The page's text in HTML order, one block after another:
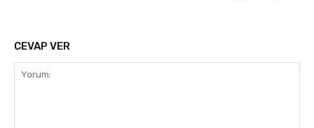
CEVAP VER